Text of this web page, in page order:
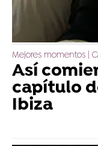
Mejores momentos |
Así
capítulo
Ibiza